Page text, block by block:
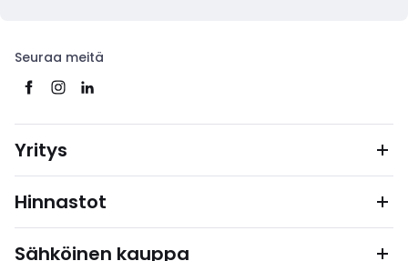
Seuraa meitä
Yritys
Hinnastot
Sähköinen kauppa